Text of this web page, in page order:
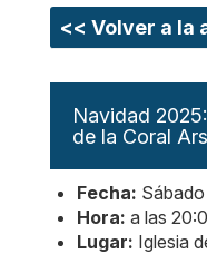
<< Volver a la
Navidad
de la Coral
Fecha:
Hora: a las
Lugar: Iglesia